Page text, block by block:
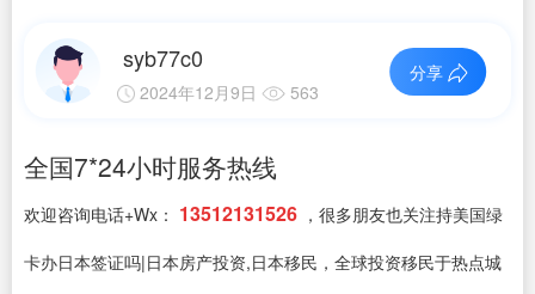
syb77c0
2024年12月9日 563
分享
全国7*24小时服务热线
欢迎咨询电话+Wx： 13512131526 ，很多朋友也关注持美国绿
卡办日本签证吗|日本房产投资,日本移民，全球投资移民于热点城